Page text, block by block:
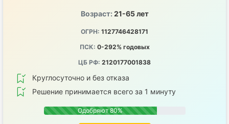
Возраст: 21-65 лет
ОГРН: 1127746428171
ПСК: 0-292% годовых
ЦБ РФ: 2120177001838
Круглосуточно и без отказа
Решение принимается всего за 1 минуту
Одобряют 80%